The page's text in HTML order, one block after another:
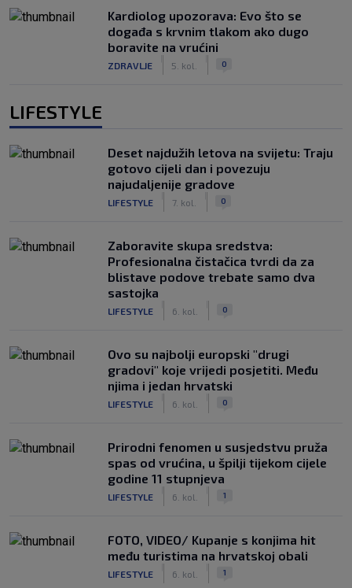
Kardiolog upozorava: Evo što se
događa s krvnim tlakom ako dugo
boravite na vrućini
ZDRAVLJE 5. kol. 0
LIFESTYLE
Deset najdužih letova na svijetu: Traju
gotovo cijeli dan i povezuju
najudaljenije gradove
LIFESTYLE 7. kol. 0
Zaboravite skupa sredstva:
Profesionalna čistačica tvrdi da za
blistave podove trebate samo dva
sastojka
LIFESTYLE 6. kol. 0
Ovo su najbolji europski "drugi
gradovi" koje vrijedi posjetiti. Među
njima i jedan hrvatski
LIFESTYLE 6. kol. 0
Prirodni fenomen u susjedstvu pruža
spas od vrućina, u špilji tijekom cijele
godine 11 stupnjeva
LIFESTYLE 6. kol. 1
FOTO, VIDEO/ Kupanje s konjima hit
među turistima na hrvatskoj obali
LIFESTYLE 6. kol. 1